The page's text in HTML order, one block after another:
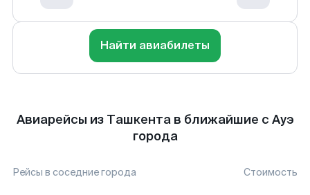
Найти авиабилеты
Авиарейсы из Ташкента в ближайшие с Ауэ
города
Рейсы в соседние города Стоимость